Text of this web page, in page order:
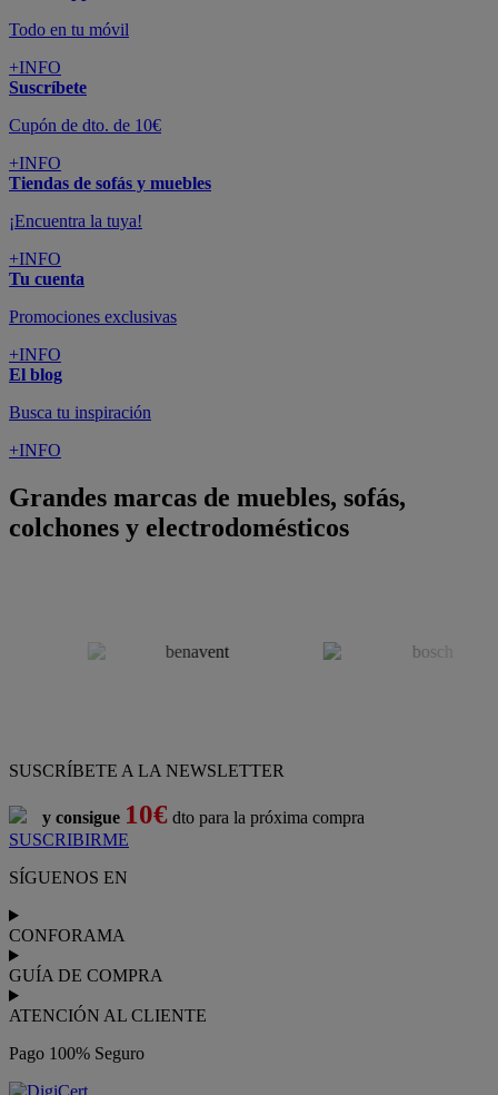
Todo en tu móvil
+INFO
Suscríbete
Cupón de dto. de 10€
+INFO
Tiendas de sofás y muebles
¡Encuentra la tuya!
+INFO
Tu cuenta
Promociones exclusivas
+INFO
El blog
Busca tu inspiración
+INFO
Grandes marcas de muebles, sofás,
colchones y electrodomésticos
SUSCRÍBETE A LA NEWSLETTER
y consigue 10€ dto para la próxima compra
SUSCRIBIRME
SÍGUENOS EN
CONFORAMA
GUÍA DE COMPRA
ATENCIÓN AL CLIENTE
Pago 100% Seguro